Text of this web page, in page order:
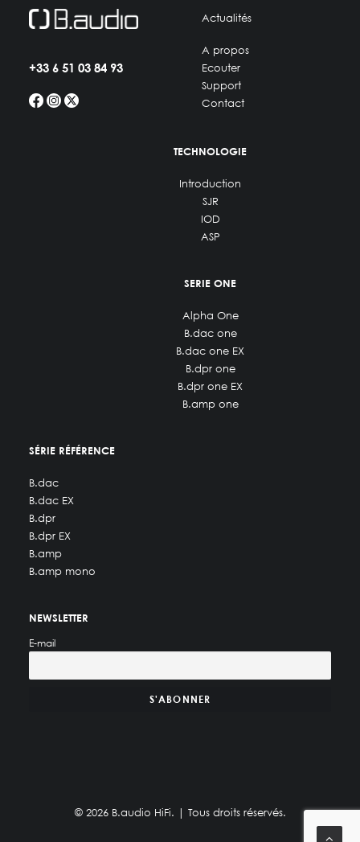
+33 6 51 03 84 93
Actualités
A propos
Ecouter
Support
Contact
TECHNOLOGIE
Introduction
SJR
IOD
ASP
SERIE ONE
Alpha One
B.dac one
B.dac one EX
B.dpr one
B.dpr one EX
B.amp one
SÉRIE RÉFÉRENCE
B.dac
B.dac EX
B.dpr
B.dpr EX
B.amp
B.amp mono
NEWSLETTER
E-mail
© 2026 B.audio HiFi. | Tous droits réservés.